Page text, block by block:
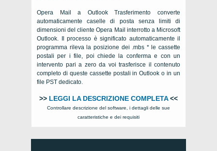
Opera Mail a Outlook Trasferimento converte
automaticamente caselle di posta senza limiti di
dimensioni del cliente Opera Mail interrotto a Microsoft
Outlook. Il processo è significato automaticamente il
programma rileva la posizione dei .mbs * le cassette
postali per i file, poi chiede la conferma e con un
intervento pari a zero da voi trasferisce il contenuto
completo di queste cassette postali in Outlook o in un
file PST dedicato.
>> LEGGI LA DESCRIZIONE COMPLETA<<
Controllare descrizione del software, i dettagli delle sue
caratteristiche e dei requisiti